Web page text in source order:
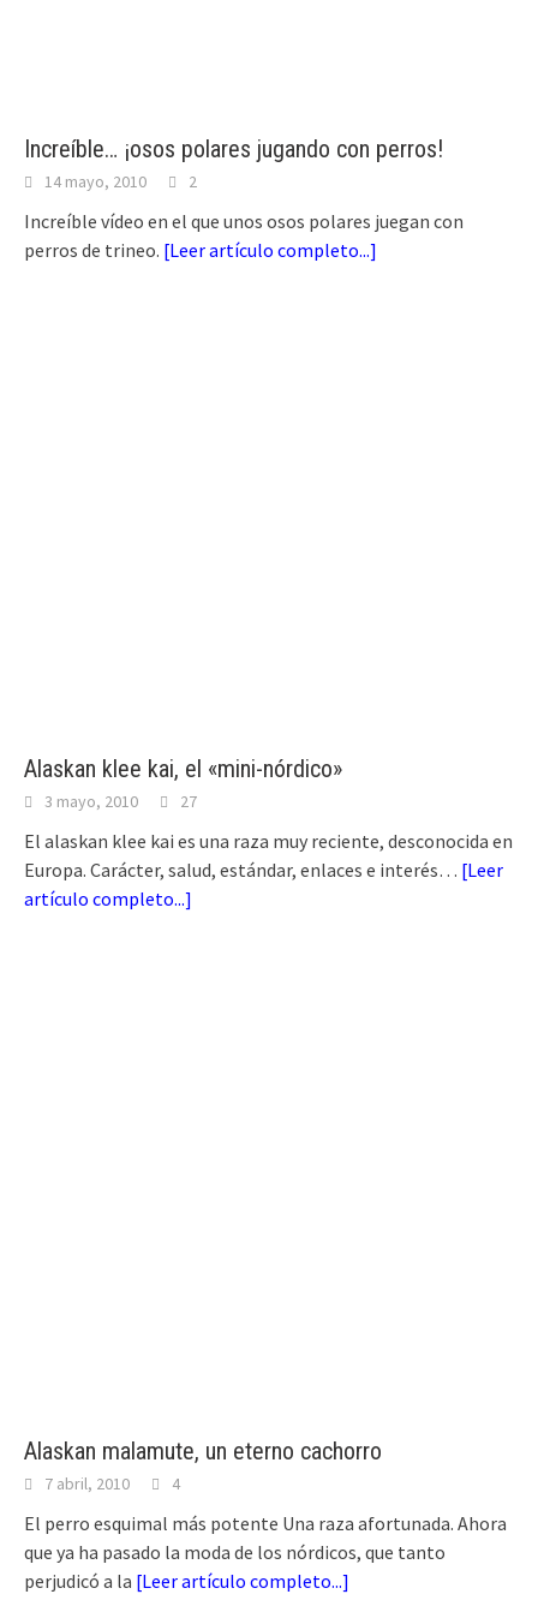
Increíble… ¡osos polares jugando con perros!
14 mayo, 2010 2
Increíble vídeo en el que unos osos polares juegan con
perros de trineo. [Leer artículo completo...]
Alaskan klee kai, el «mini-nórdico»
3 mayo, 2010 27
El alaskan klee kai es una raza muy reciente, desconocida en
Europa. Carácter, salud, estándar, enlaces e interés… [Leer
artículo completo...]
Alaskan malamute, un eterno cachorro
7 abril, 2010 4
El perro esquimal más potente Una raza afortunada. Ahora
que ya ha pasado la moda de los nórdicos, que tanto
perjudicó a la [Leer artículo completo...]